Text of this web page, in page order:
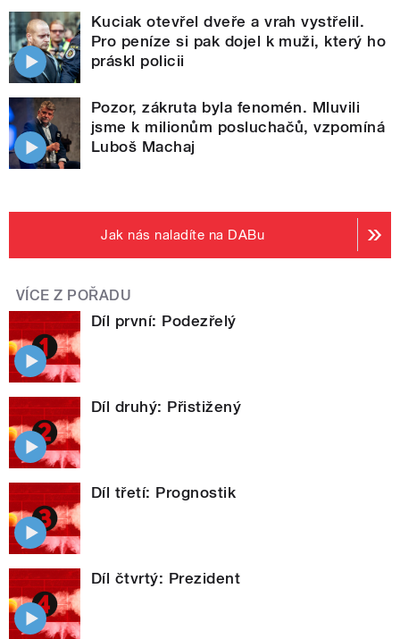
Kuciak otevřel dveře a vrah vystřelil.
Pro peníze si pak dojel k muži, který ho
práskl policii
Pozor, zákruta byla fenomén. Mluvili
jsme k milionům posluchačů, vzpomíná
Luboš Machaj
Jak nás naladíte na DABu
VÍCE Z POŘADU
Díl první: Podezřelý
Díl druhý: Přistižený
Díl třetí: Prognostik
Díl čtvrtý: Prezident